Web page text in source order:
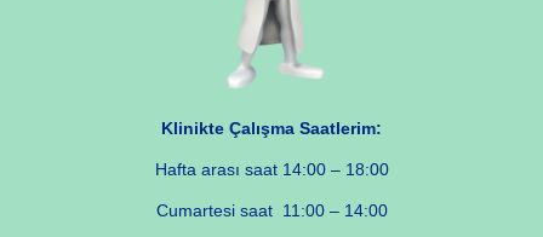
Klinikte Çalışma Saatlerim:
Hafta arası saat 14:00 – 18:00
Cumartesi saat 11:00 – 14:00